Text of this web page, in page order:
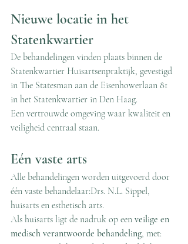
Nieuwe locatie in het
Statenkwartier
De behandelingen vinden plaats binnen de
Statenkwartier Huisartsenpraktijk, gevestigd
in The Statesman aan de Eisenhowerlaan 81
in het Statenkwartier in Den Haag.
Een vertrouwde omgeving waar kwaliteit en
veiligheid centraal staan.
Eén vaste arts
Alle behandelingen worden uitgevoerd door
één vaste behandelaar:Drs. N.L. Sippel,
huisarts en esthetisch arts.
Als huisarts ligt de nadruk op een veilige en
medisch verantwoorde behandeling, met: